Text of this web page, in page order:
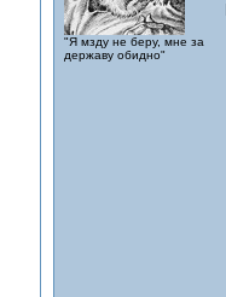
"Я мзду не беру, мне за
державу обидно"